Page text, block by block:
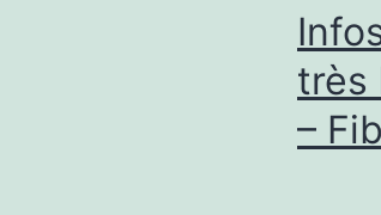
très
–